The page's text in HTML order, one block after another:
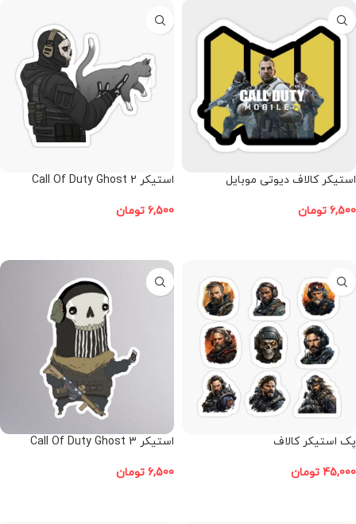
استیکر کالاف دیوتی موبایل
6,500 تومان
استیکر Call Of Duty Ghost 2
6,500 تومان
پک استیکر کالاف
45,000 تومان
استیکر Call Of Duty Ghost 3
6,500 تومان